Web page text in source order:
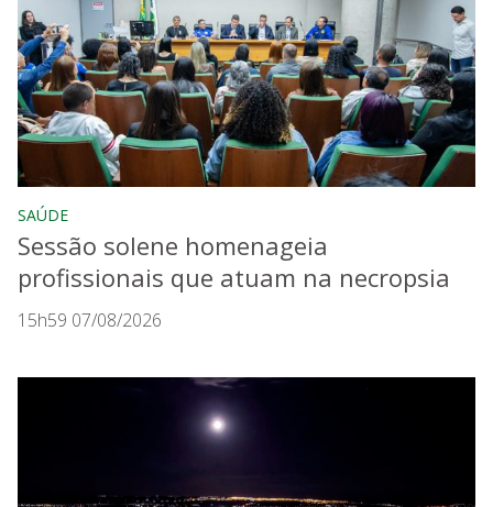
SAÚDE
Sessão solene homenageia
profissionais que atuam na necropsia
15h59 07/08/2026